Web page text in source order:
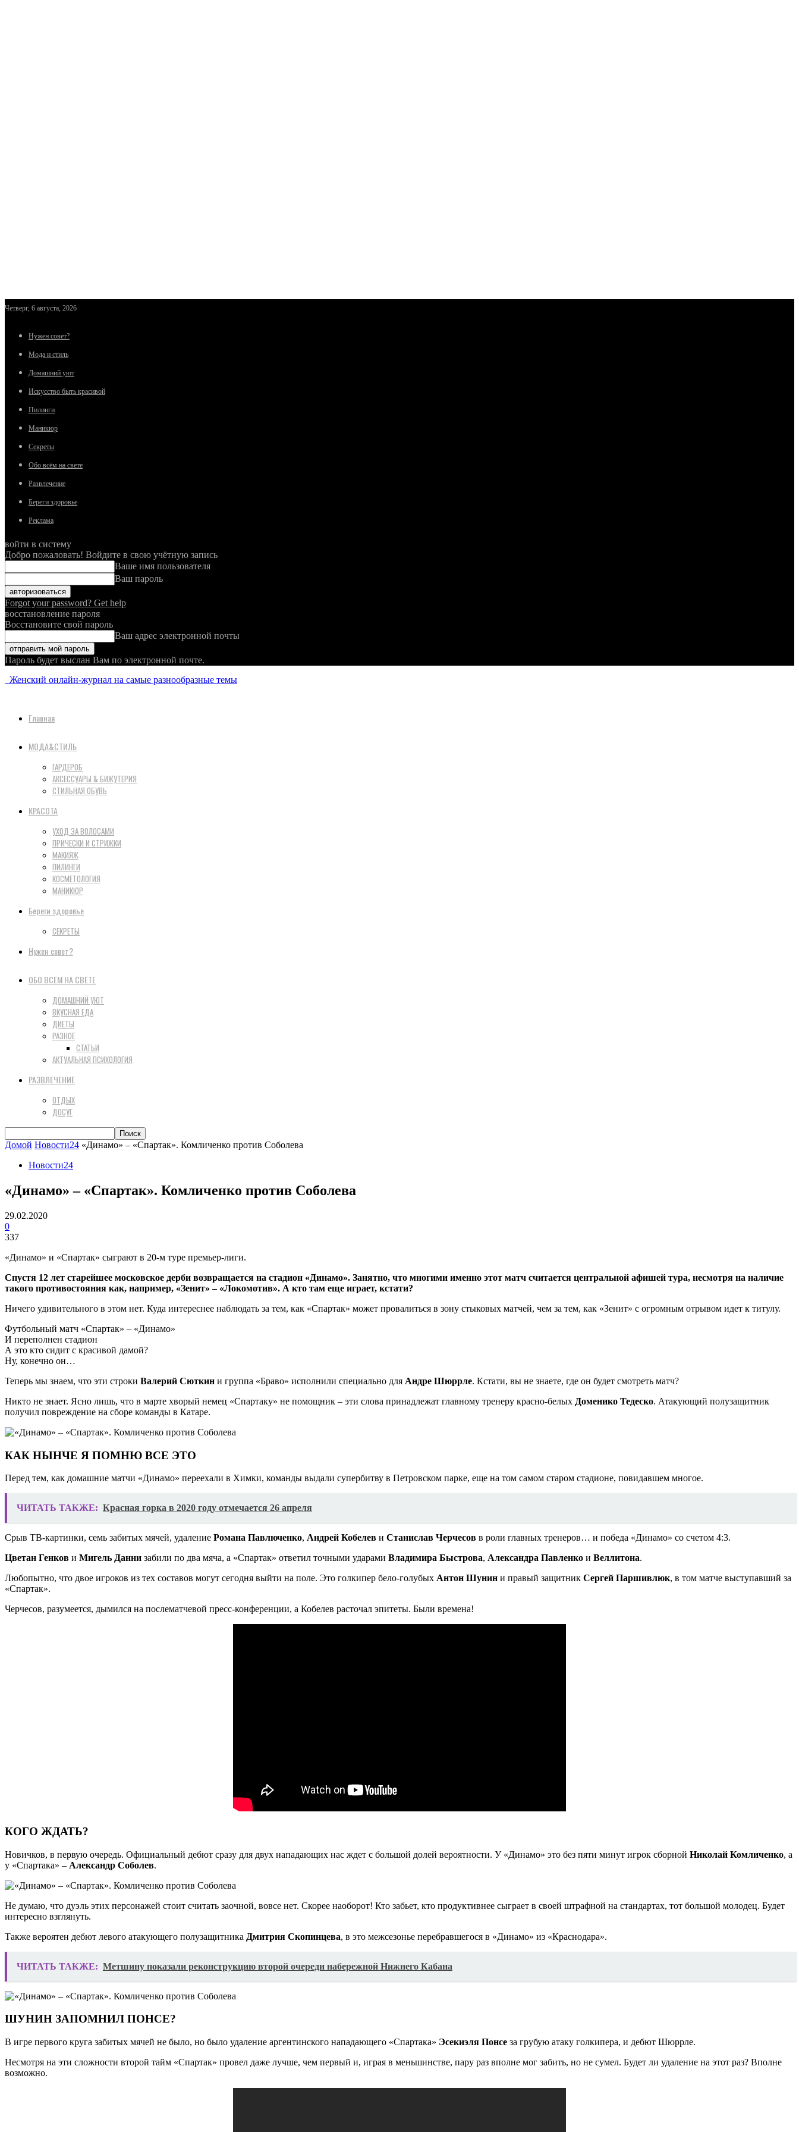
Четверг, 6 августа, 2026
Нужен совет?
Мода и стиль
Домашний уют
Искусство быть красивой
Пилинги
Маникюр
Секреты
Обо всём на свете
Развлечение
Береги здоровье
Реклама
войти в систему
Добро пожаловать! Войдите в свою учётную запись
Ваше имя пользователя
Ваш пароль
Forgot your password? Get help
восстановление пароля
Восстановите свой пароль
Ваш адрес электронной почты
Пароль будет выслан Вам по электронной почте.
Женский онлайн-журнал на самые разнообразные темы
Главная
МОДА&СТИЛЬ
ГАРДЕРОБ
АКСЕССУАРЫ & БИЖУТЕРИЯ
СТИЛЬНАЯ ОБУВЬ
КРАСОТА
УХОД ЗА ВОЛОСАМИ
ПРИЧЕСКИ И СТРИЖКИ
МАКИЯЖ
ПИЛИНГИ
КОСМЕТОЛОГИЯ
МАНИКЮР
Береги здоровье
СЕКРЕТЫ
Нужен совет?
ОБО ВСЕМ НА СВЕТЕ
ДОМАШНИЙ УЮТ
ВКУСНАЯ ЕДА
ДИЕТЫ
РАЗНОЕ
СТАТЬИ
АКТУАЛЬНАЯ ПСИХОЛОГИЯ
РАЗВЛЕЧЕНИЕ
ОТДЫХ
ДОСУГ
Домой Новости24 «Динамо» – «Спартак». Комличенко против Соболева
Новости24
«Динамо» – «Спартак». Комличенко против Соболева
29.02.2020
0
337
«Динамо» и «Спартак» сыграют в 20-м туре премьер-лиги.
Спустя 12 лет старейшее московское дерби возвращается на стадион «Динамо». Занятно, что многими именно этот матч считается центральной афишей тура, несмотря на наличие
такого противостояния как, например, «Зенит» – «Локомотив». А кто там еще играет, кстати?
Ничего удивительного в этом нет. Куда интереснее наблюдать за тем, как «Спартак» может провалиться в зону стыковых матчей, чем за тем, как «Зенит» с огромным отрывом идет к титулу.
Футбольный матч «Спартак» – «Динамо»
И переполнен стадион
А это кто сидит с красивой дамой?
Ну, конечно он…
Теперь мы знаем, что эти строки Валерий Сюткин и группа «Браво» исполнили специально для Андре Шюррле. Кстати, вы не знаете, где он будет смотреть матч?
Никто не знает. Ясно лишь, что в марте хворый немец «Спартаку» не помощник – эти слова принадлежат главному тренеру красно-белых Доменико Тедеско. Атакующий полузащитник
получил повреждение на сборе команды в Катаре.
КАК НЫНЧЕ Я ПОМНЮ ВСЕ ЭТО
Перед тем, как домашние матчи «Динамо» переехали в Химки, команды выдали супербитву в Петровском парке, еще на том самом старом стадионе, повидавшем многое.
ЧИТАТЬ ТАКЖЕ: Красная горка в 2020 году отмечается 26 апреля
Срыв ТВ-картинки, семь забитых мячей, удаление Романа Павлюченко, Андрей Кобелев и Станислав Черчесов в роли главных тренеров… и победа «Динамо» со счетом 4:3.
Цветан Генков и Мигель Данни забили по два мяча, а «Спартак» ответил точными ударами Владимира Быстрова, Александра Павленко и Веллитона.
Любопытно, что двое игроков из тех составов могут сегодня выйти на поле. Это голкипер бело-голубых Антон Шунин и правый защитник Сергей Паршивлюк, в том матче выступавший за
«Спартак».
Черчесов, разумеется, дымился на послематчевой пресс-конференции, а Кобелев расточал эпитеты. Были времена!
КОГО ЖДАТЬ?
Новичков, в первую очередь. Официальный дебют сразу для двух нападающих нас ждет с большой долей вероятности. У «Динамо» это без пяти минут игрок сборной Николай Комличенко, а
у «Спартака» – Александр Соболев.
Не думаю, что дуэль этих персонажей стоит считать заочной, вовсе нет. Скорее наоборот! Кто забьет, кто продуктивнее сыграет в своей штрафной на стандартах, тот большой молодец. Будет
интересно взглянуть.
Также вероятен дебют левого атакующего полузащитника Дмитрия Скопинцева, в это межсезонье перебравшегося в «Динамо» из «Краснодара».
ЧИТАТЬ ТАКЖЕ: ​Метшину показали реконструкцию второй очереди набережной Нижнего Кабана
ШУНИН ЗАПОМНИЛ ПОНСЕ?
В игре первого круга забитых мячей не было, но было удаление аргентинского нападающего «Спартака» Эсекиэля Понсе за грубую атаку голкипера, и дебют Шюррле.
Несмотря на эти сложности второй тайм «Спартак» провел даже лучше, чем первый и, играя в меньшинстве, пару раз вполне мог забить, но не сумел. Будет ли удаление на этот раз? Вполне
возможно.